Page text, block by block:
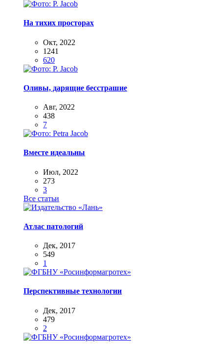
На тихих просторах
Окт, 2022
1241
620
Оливы, дарящие бесстрашие
Авг, 2022
438
7
Вместе идеальны
Июл, 2022
273
3
Все статьи
Атлас патологий
Дек, 2017
549
1
Перспективные технологии
Дек, 2017
479
2